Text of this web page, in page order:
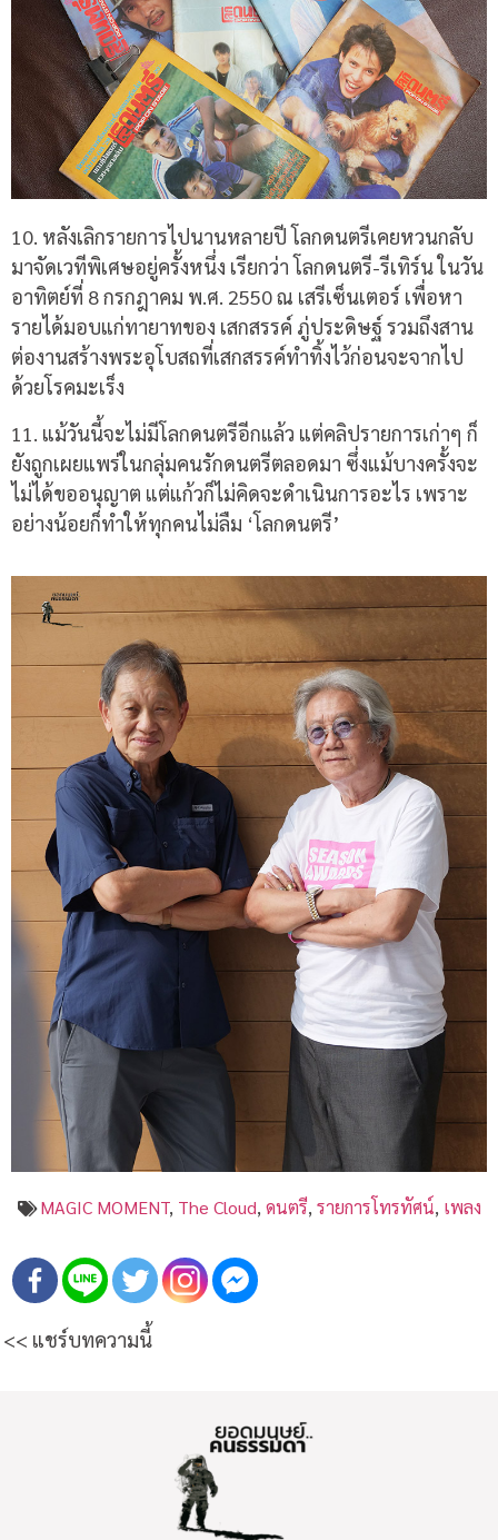
10. หลังเลิกรายการไปนานหลายปี โลกดนตรีเคยหวนกลับ
มาจัดเวทีพิเศษอยู่ครั้งหนึ่ง เรียกว่า โลกดนตรี-รีเทิร์น ในวัน
อาทิตย์ที่ 8 กรกฎาคม พ.ศ. 2550 ณ เสรีเซ็นเตอร์ เพื่อหา
รายได้มอบแก่ทายาทของ เสกสรรค์ ภู่ประดิษฐ์ รวมถึงสาน
ต่องานสร้างพระอุโบสถที่เสกสรรค์ทำทิ้งไว้ก่อนจะจากไป
ด้วยโรคมะเร็ง
11. แม้วันนี้จะไม่มีโลกดนตรีอีกแล้ว แต่คลิปรายการเก่าๆ ก็
ยังถูกเผยแพร่ในกลุ่มคนรักดนตรีตลอดมา ซึ่งแม้บางครั้งจะ
ไม่ได้ขออนุญาต แต่แก้วก็ไม่คิดจะดำเนินการอะไร เพราะ
อย่างน้อยก็ทำให้ทุกคนไม่ลืม ‘โลกดนตรี’
MAGIC MOMENT, The Cloud, ดนตรี, รายการโทรทัศน์, เพลง
<< แชร์บทความนี้